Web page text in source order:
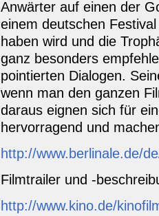
Anwärter auf einen der
einem deutschen
haben wird und die
ganz besonders
pointierten Dialogen.
wenn man den ganzen
daraus eignen sich für
hervorragend und
http://www.berlinale.de/
Filmtrailer und -
http://www.kino.de/